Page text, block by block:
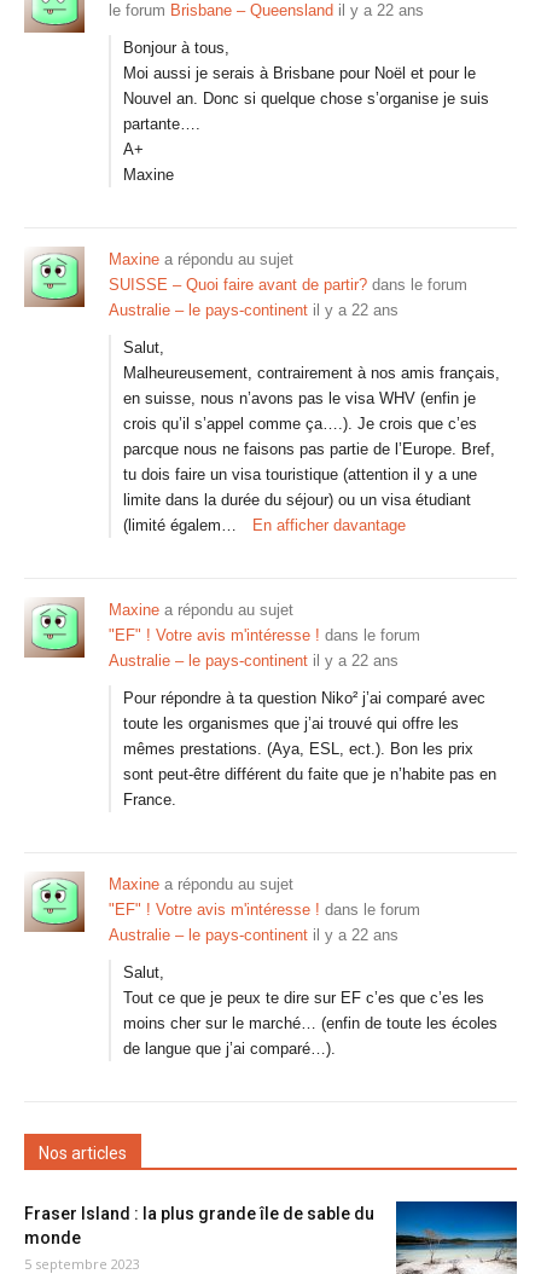
le forum Brisbane – Queensland il y a 22 ans
Bonjour à tous,
Moi aussi je serais à Brisbane pour Noël et pour le
Nouvel an. Donc si quelque chose s’organise je suis
partante….
A+
Maxine
Maxine a répondu au sujet
SUISSE – Quoi faire avant de partir? dans le forum
Australie – le pays-continent il y a 22 ans
Salut,
Malheureusement, contrairement à nos amis français,
en suisse, nous n’avons pas le visa WHV (enfin je
crois qu’il s’appel comme ça….). Je crois que c’es
parcque nous ne faisons pas partie de l’Europe. Bref,
tu dois faire un visa touristique (attention il y a une
limite dans la durée du séjour) ou un visa étudiant
(limité égalem…
En afficher davantage
Maxine a répondu au sujet
"EF" ! Votre avis m'intéresse ! dans le forum
Australie – le pays-continent il y a 22 ans
Pour répondre à ta question Niko² j’ai comparé avec
toute les organismes que j’ai trouvé qui offre les
mêmes prestations. (Aya, ESL, ect.). Bon les prix
sont peut-être différent du faite que je n’habite pas en
France.
Maxine a répondu au sujet
"EF" ! Votre avis m'intéresse ! dans le forum
Australie – le pays-continent il y a 22 ans
Salut,
Tout ce que je peux te dire sur EF c’es que c’es les
moins cher sur le marché… (enfin de toute les écoles
de langue que j’ai comparé…).
Nos articles
Fraser Island : la plus grande île de sable du
monde
5 septembre 2023